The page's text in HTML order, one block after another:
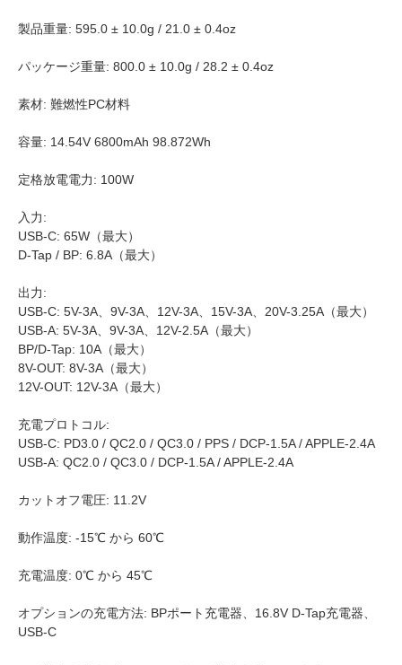
製品重量: 595.0 ± 10.0g / 21.0 ± 0.4oz
パッケージ重量: 800.0 ± 10.0g / 28.2 ± 0.4oz
素材: 難燃性PC材料
容量: 14.54V 6800mAh 98.872Wh
定格放電電力: 100W
入力:
USB-C: 65W（最大）
D-Tap / BP: 6.8A（最大）
出力:
USB-C: 5V-3A、9V-3A、12V-3A、15V-3A、20V-3.25A（最大）
USB-A: 5V-3A、9V-3A、12V-2.5A（最大）
BP/D-Tap: 10A（最大）
8V-OUT: 8V-3A（最大）
12V-OUT: 12V-3A（最大）
充電プロトコル:
USB-C: PD3.0 / QC2.0 / QC3.0 / PPS / DCP-1.5A / APPLE-2.4A
USB-A: QC2.0 / QC3.0 / DCP-1.5A / APPLE-2.4A
カットオフ電圧: 11.2V
動作温度: -15℃ から 60℃
充電温度: 0℃ から 45℃
オプションの充電方法: BPポート充電器、16.8V D-Tap充電器、
USB-C